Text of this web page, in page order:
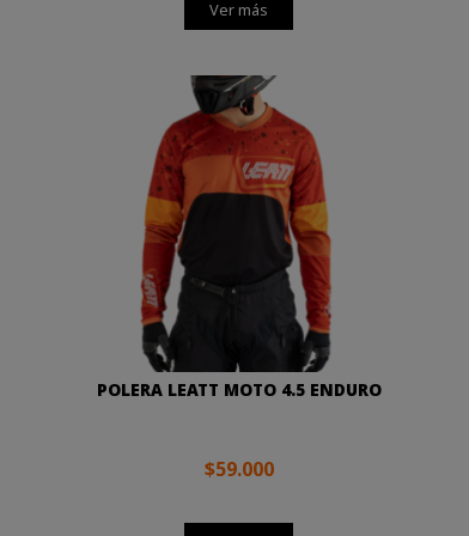
Ver más
POLERA LEATT MOTO 4.5 ENDURO
$59.000